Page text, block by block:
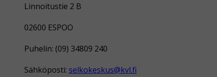
Linnoitustie 2 B
02600 ESPOO
Puhelin: (09) 34809 240
Sähköposti: selkokeskus@kvl.fi